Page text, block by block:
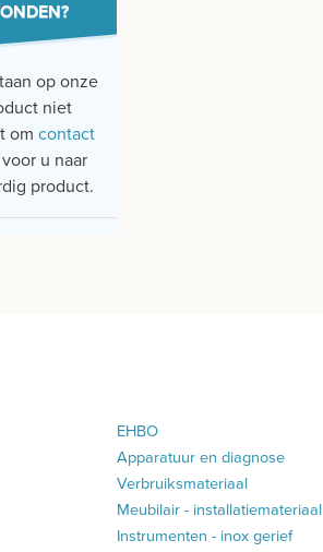
op onze
niet
om contact
u naar
product.
EHBO
Apparatuur en diagnose
Verbruiksmateriaal
Meubilair - installatiemateriaal
Instrumenten - inox gerief